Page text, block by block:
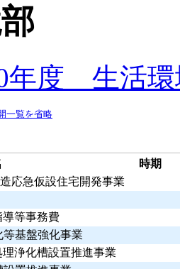
年度 生活環
一覧を省略
時期
応急仮設住宅開発事業
導等事務費
等基盤強化事業
浄化槽設置推進事業